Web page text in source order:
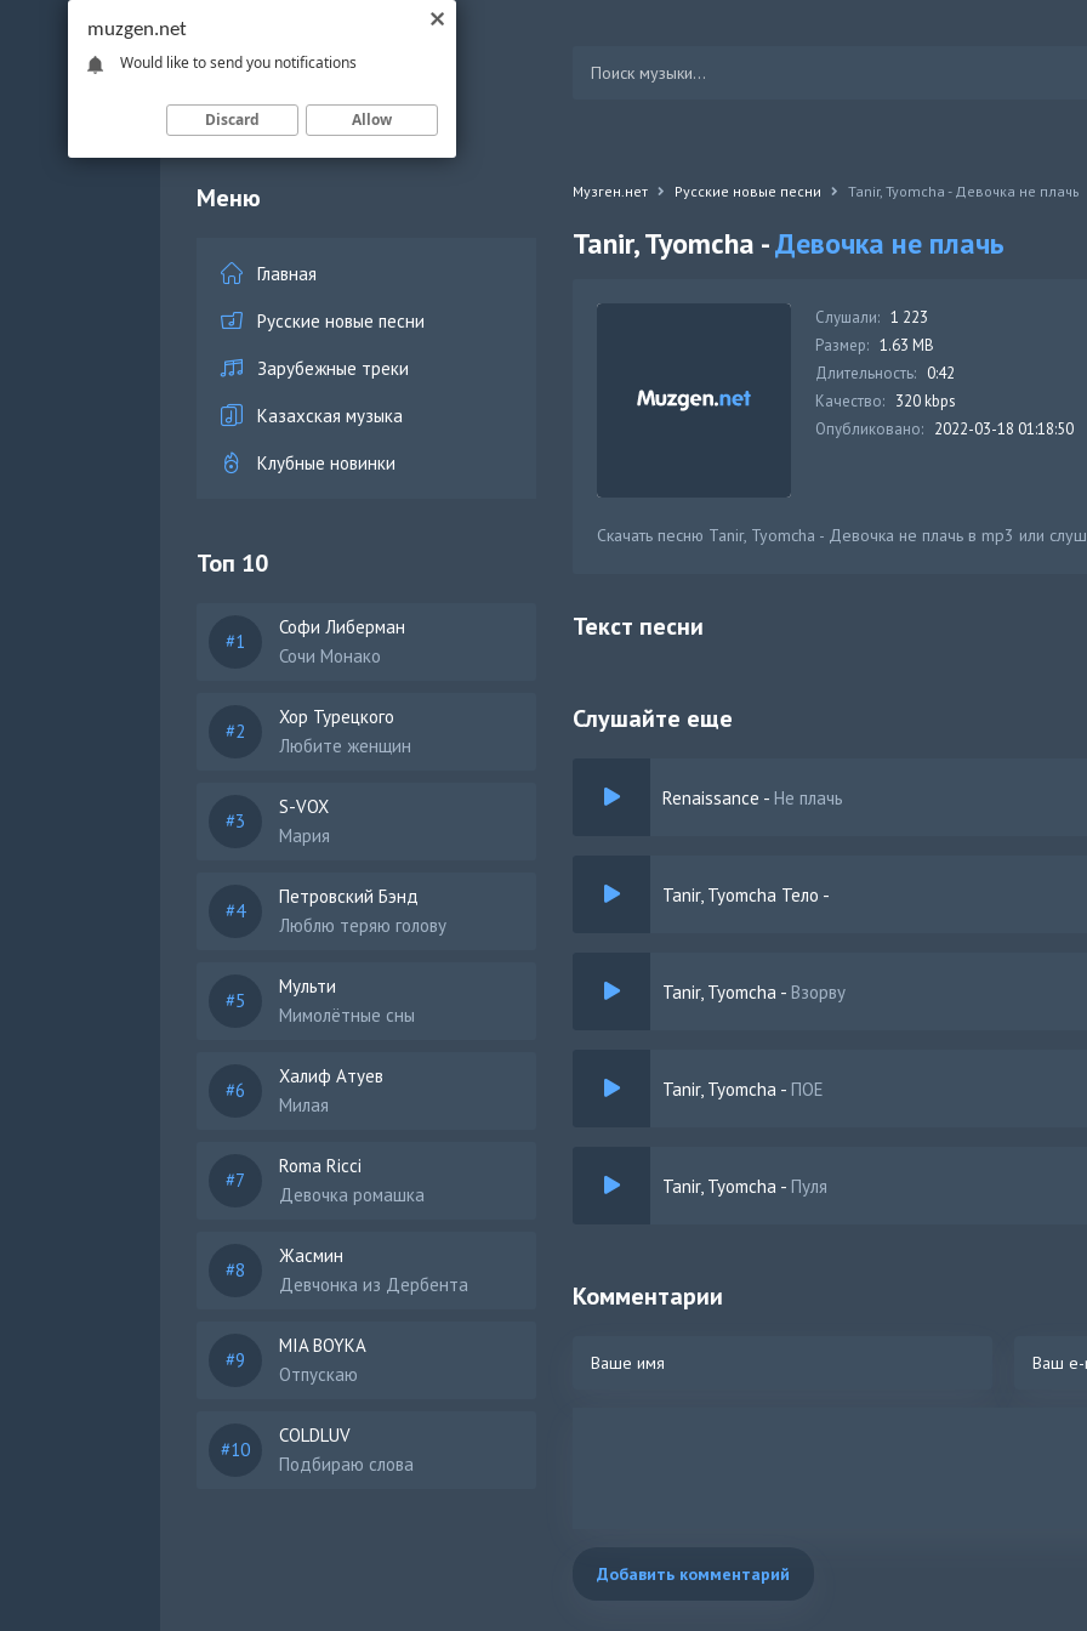
Меню
Главная
Русские новые песни
Зарубежные треки
Казахская музыка
Клубные новинки
Топ 10
Софи Либерман
Сочи Монако
Хор Турецкого
Любите женщин
S-VOX
Мария
Петровский Бэнд
Люблю теряю голову
Мульти
Мимолётные сны
Халиф Атуев
Милая
Roma Ricci
Девочка ромашка
Жасмин
Девчонка из Дербента
MIA BOYKA
Отпускаю
COLDLUV
Подбираю слова
Музген.нет Русские новые песни Tanir, Tyomcha - Девочка не плачь
Tanir, Tyomcha -Девочка не плачь
Слушали: 1 223
Размер: 1.63 MB
Длительность: 0:42
Качество: 320 kbps
Опубликовано: 2022-03-18 01:18:50
Скачать песню Tanir, Tyomcha - Девочка не плачь в mp3 или
Текст песни
Слушайте еще
Renaissance - Не плачь
Tanir, Tyomcha Тело -
Tanir, Tyomcha - Взорву
Tanir, Tyomcha - ПОЕ
Tanir, Tyomcha - Пуля
Комментарии
Добавить комментарий
muzgen.net
Would like to send you notifications
Discard Allow